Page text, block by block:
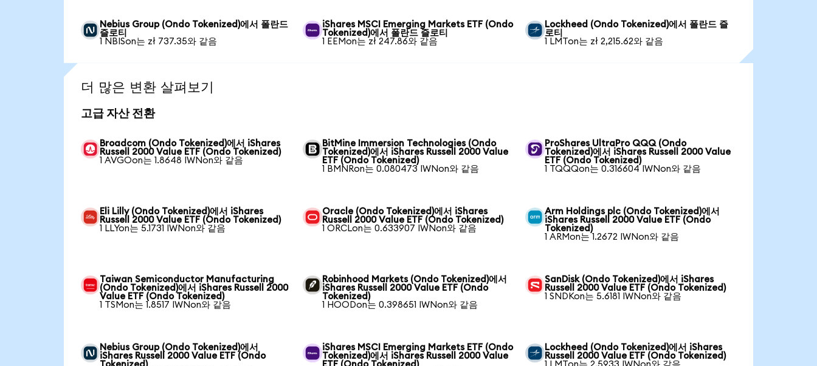
Nebius Group (Ondo Tokenized)에서 폴란드
즐로티
1 NBISon는 zł 737.35와 같음
iShares MSCI Emerging Markets ETF (Ondo
Tokenized)에서 폴란드 즐로티
1 EEMon는 zł 247.86와 같음
Lockheed (Ondo Tokenized)에서 폴란드 즐
로티
1 LMTon는 zł 2,215.62와 같음
더 많은 변환 살펴보기
고급 자산 전환
Broadcom (Ondo Tokenized)에서 iShares
Russell 2000 Value ETF (Ondo Tokenized)
1 AVGOon는 1.8648 IWNon와 같음
BitMine Immersion Technologies (Ondo
Tokenized)에서 iShares Russell 2000 Value
ETF (Ondo Tokenized)
1 BMNRon는 0.080473 IWNon와 같음
ProShares UltraPro QQQ (Ondo
Tokenized)에서 iShares Russell 2000 Value
ETF (Ondo Tokenized)
1 TQQQon는 0.316604 IWNon와 같음
Eli Lilly (Ondo Tokenized)에서 iShares
Russell 2000 Value ETF (Ondo Tokenized)
1 LLYon는 5.1731 IWNon와 같음
Oracle (Ondo Tokenized)에서 iShares
Russell 2000 Value ETF (Ondo Tokenized)
1 ORCLon는 0.633907 IWNon와 같음
Arm Holdings plc (Ondo Tokenized)에서
iShares Russell 2000 Value ETF (Ondo
Tokenized)
1 ARMon는 1.2672 IWNon와 같음
Taiwan Semiconductor Manufacturing
(Ondo Tokenized)에서 iShares Russell 2000
Value ETF (Ondo Tokenized)
1 TSMon는 1.8517 IWNon와 같음
Robinhood Markets (Ondo Tokenized)에서
iShares Russell 2000 Value ETF (Ondo
Tokenized)
1 HOODon는 0.398651 IWNon와 같음
SanDisk (Ondo Tokenized)에서 iShares
Russell 2000 Value ETF (Ondo Tokenized)
1 SNDKon는 5.6181 IWNon와 같음
Nebius Group (Ondo Tokenized)에서
iShares Russell 2000 Value ETF (Ondo
iShares MSCI Emerging Markets ETF (Ondo
Tokenized)에서 iShares Russell 2000 Value
Lockheed (Ondo Tokenized)에서 iShares
Russell 2000 Value ETF (Ondo Tokenized)